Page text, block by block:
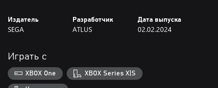
сразить потусторонние Тени и приблизиться к правде.
Издатель
SEGA
Разработчик
ATLUS
Дата выпуска
02.02.2024
Играть с
XBOX One XBOX Series X|S